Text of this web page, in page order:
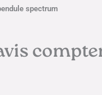
spectrum